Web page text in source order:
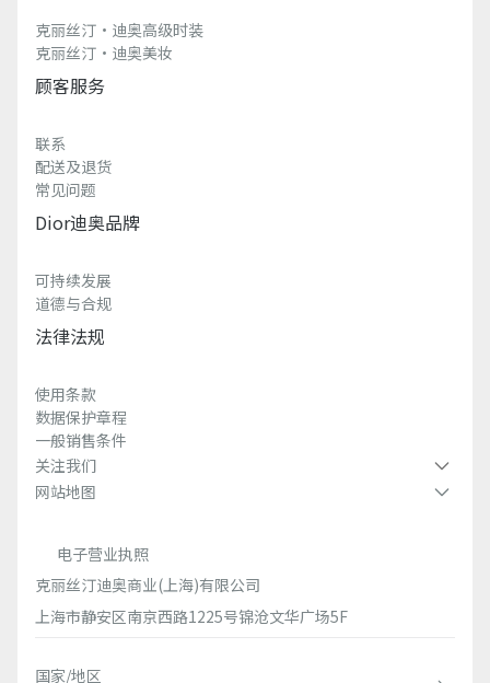
克丽丝汀·迪奥高级时装
克丽丝汀·迪奥美妆
顾客服务
联系
配送及退货
常见问题
Dior迪奥品牌
可持续发展
道德与合规
法律法规
使用条款
数据保护章程
一般销售条件
关注我们
网站地图
电子营业执照
克丽丝汀迪奥商业(上海)有限公司
上海市静安区南京西路1225号锦沧文华广场5F
国家/地区